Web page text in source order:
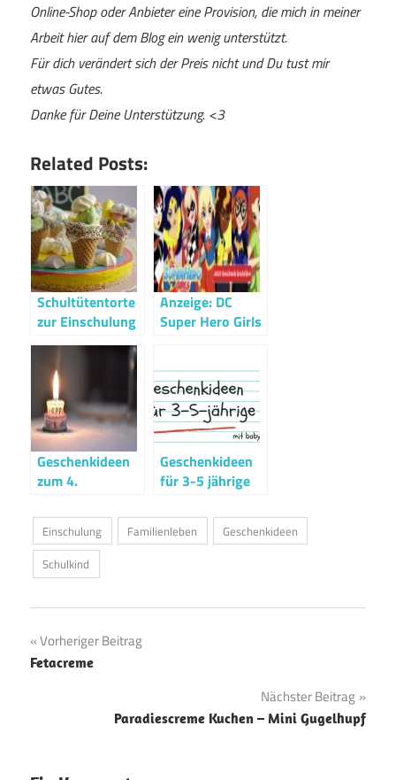
Online-Shop oder Anbieter eine Provision, die mich in meiner
Arbeit hier auf dem Blog ein wenig unterstützt.
Für dich verändert sich der Preis nicht und Du tust mir
etwas Gutes.
Danke für Deine Unterstützung. <3
Related Posts:
Schultütentorte
zur Einschulung
Anzeige: DC
Super Hero Girls
Gewinnspiel)
Geschenkideen
zum 4.
Geschenkideen
für 3-5 jährige
Einschulung Familienleben
Geschenkideen
Schulkind
Beitragsnavigation
Vorheriger Beitrag
Fetacreme
Nächster Beitrag
Paradiescreme Kuchen – Mini Gugelhupf